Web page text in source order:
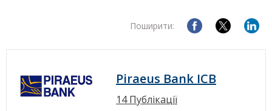
Поширити:
Piraeus Bank ICB
14 Публікації